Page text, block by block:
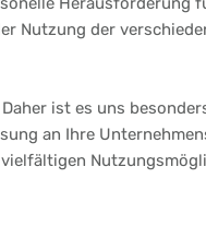
Nutzung der
ist es uns
an Ihre